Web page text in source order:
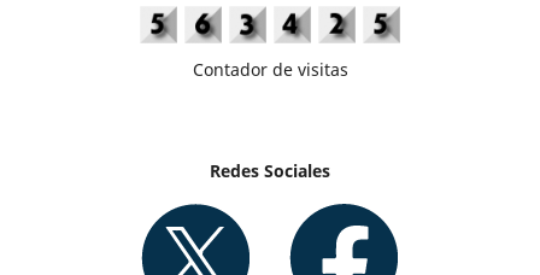
Contador de visitas
Redes Sociales